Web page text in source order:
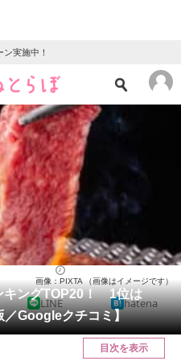
実施中！
ニュース
クイズ
地域
教育・育児
リサーチ
キングTOP20！ 1位は
／Googleクチコミ】
画像：PIXTA （画像はイメージです）
LINE hatena
目次を表示